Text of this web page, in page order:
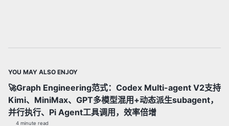
YOU MAY ALSO ENJOY
🚀Graph Engineering范式：Codex Multi-agent V2支持
Kimi、MiniMax、GPT多模型混用+动态派生subagent，
并行执行、Pi Agent工具调用，效率倍增
4 minute read